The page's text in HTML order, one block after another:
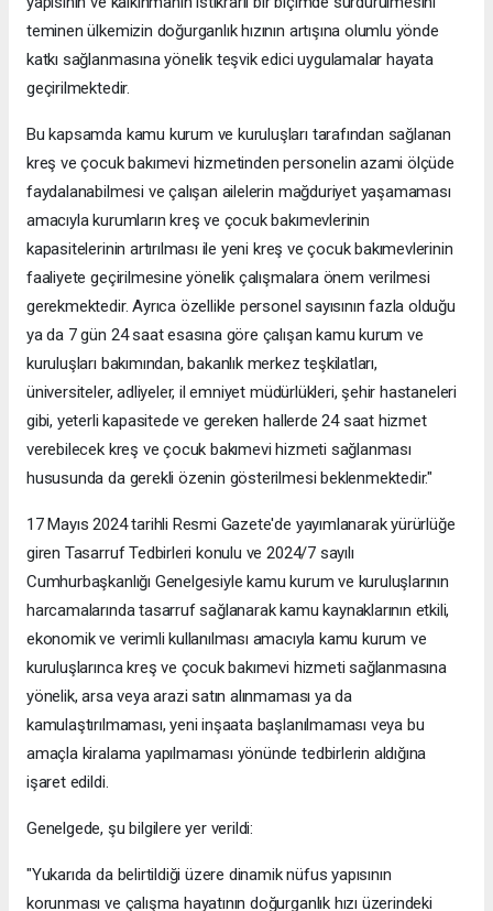
teminen ülkemizin doğurganlık hızının artışına olumlu yönde
katkı sağlanmasına yönelik teşvik edici uygulamalar hayata
geçirilmektedir.
Bu kapsamda kamu kurum ve kuruluşları tarafından sağlanan
kreş ve çocuk bakımevi hizmetinden personelin azami ölçüde
faydalanabilmesi ve çalışan ailelerin mağduriyet yaşamaması
amacıyla kurumların kreş ve çocuk bakımevlerinin
kapasitelerinin artırılması ile yeni kreş ve çocuk bakımevlerinin
faaliyete geçirilmesine yönelik çalışmalara önem verilmesi
gerekmektedir. Ayrıca özellikle personel sayısının fazla olduğu
ya da 7 gün 24 saat esasına göre çalışan kamu kurum ve
kuruluşları bakımından, bakanlık merkez teşkilatları,
üniversiteler, adliyeler, il emniyet müdürlükleri, şehir hastaneleri
gibi, yeterli kapasitede ve gereken hallerde 24 saat hizmet
verebilecek kreş ve çocuk bakımevi hizmeti sağlanması
hususunda da gerekli özenin gösterilmesi beklenmektedir."
17 Mayıs 2024 tarihli Resmi Gazete'de yayımlanarak yürürlüğe
giren Tasarruf Tedbirleri konulu ve 2024/7 sayılı
Cumhurbaşkanlığı Genelgesiyle kamu kurum ve kuruluşlarının
harcamalarında tasarruf sağlanarak kamu kaynaklarının etkili,
ekonomik ve verimli kullanılması amacıyla kamu kurum ve
kuruluşlarınca kreş ve çocuk bakımevi hizmeti sağlanmasına
yönelik, arsa veya arazi satın alınmaması ya da
kamulaştırılmaması, yeni inşaata başlanılmaması veya bu
amaçla kiralama yapılmaması yönünde tedbirlerin aldığına
işaret edildi.
Genelgede, şu bilgilere yer verildi:
"Yukarıda da belirtildiği üzere dinamik nüfus yapısının
korunması ve çalışma hayatının doğurganlık hızı üzerindeki